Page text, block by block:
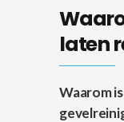
laten
Waarom